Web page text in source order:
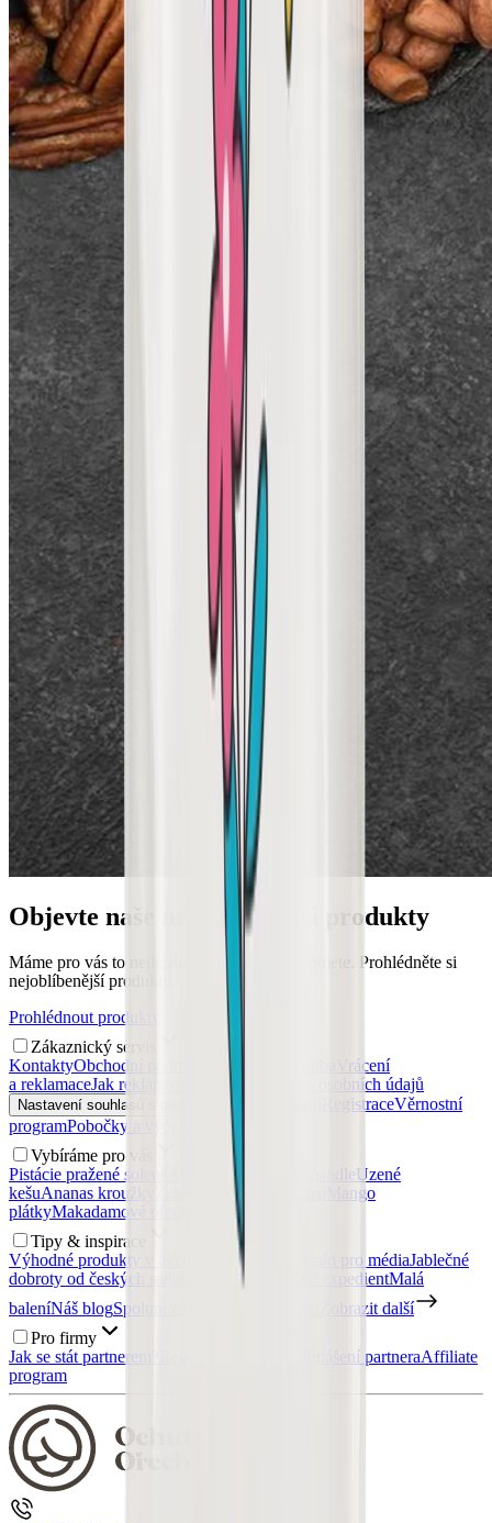
Objevte naše nejoblíbenější produkty
Máme pro vás to nejlepší, co si nejraději kupujete. Prohlédněte si
nejoblíbenější produkty.
Prohlédnout produkty
Zákaznický servis
KontaktyObchodní podmínky Doprava a platba
Vrácení
a reklamaceJak reklamovat? Zásady ochrany osobních údajů
Nastavení souhlasů s personalizací RegistraceVěrnostní
programPobočky a výdejní místa
Vybíráme pro vás
Pistácie pražené solené
Kešu ořechy Uzené mandleUzené
kešuAnanas kroužky Želé medvídci bez cukru
Mango
plátkyMakadamové ořechy
Zdravé snídaně
Tipy & inspirace
Výhodné produkty v akci
Napsali o nás Kontakt pro médiaJablečné
dobroty od českých sadařů
Nábor: Skladník / expedientMalá
baleníNáš blogSpolupracujte s námi
Zobrazit další
Pro firmy
Jak se stát partnerem?
Přihlášení partneraAffiliate
program